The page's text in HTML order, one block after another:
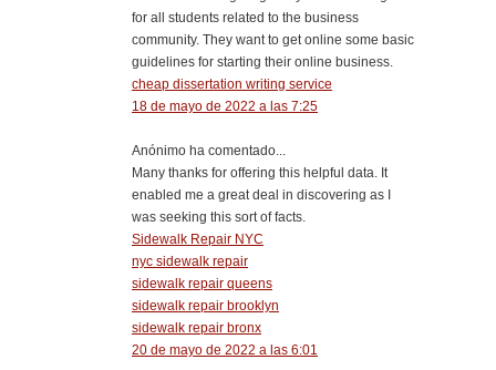
for all students related to the business
community. They want to get online some basic
guidelines for starting their online business.
cheap dissertation writing service
18 de mayo de 2022 a las 7:25
Anónimo ha comentado...
Many thanks for offering this helpful data. It
enabled me a great deal in discovering as I
was seeking this sort of facts.
Sidewalk Repair NYC
nyc sidewalk repair
sidewalk repair queens
sidewalk repair brooklyn
sidewalk repair bronx
20 de mayo de 2022 a las 6:01